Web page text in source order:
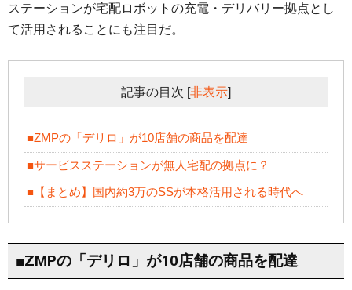
ステーションが宅配ロボットの充電・デリバリー拠点とし
て活用されることにも注目だ。
記事の目次 [非表示]
■ZMPの「デリロ」が10店舗の商品を配達
■サービスステーションが無人宅配の拠点に？
■【まとめ】国内約3万のSSが本格活用される時代へ
■ZMPの「デリロ」が10店舗の商品を配達